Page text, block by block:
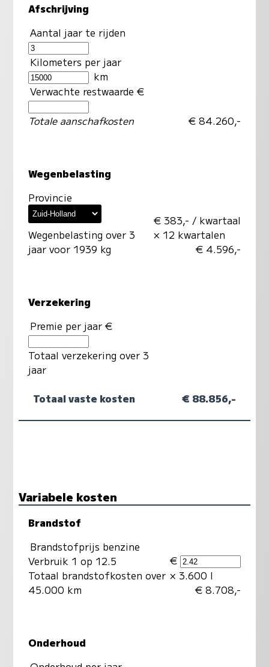
Afschrijving
Aantal jaar te rijden
Kilometers per jaar
km
Verwachte restwaarde €
Totale aanschafkosten € 84.260,-
Wegenbelasting
Provincie
Wegenbelasting over 3
jaar voor 1939 kg
€ 383,- / kwartaal
× 12 kwartalen
€ 4.596,-
Verzekering
Premie per jaar €
Totaal verzekering over 3
jaar
Totaal vaste kosten € 88.856,-
Variabele kosten
Brandstof
Brandstofprijs benzine
Verbruik 1 op 12.5
Totaal brandstofkosten over
45.000 km
€
× 3.600 l
€ 8.708,-
Onderhoud